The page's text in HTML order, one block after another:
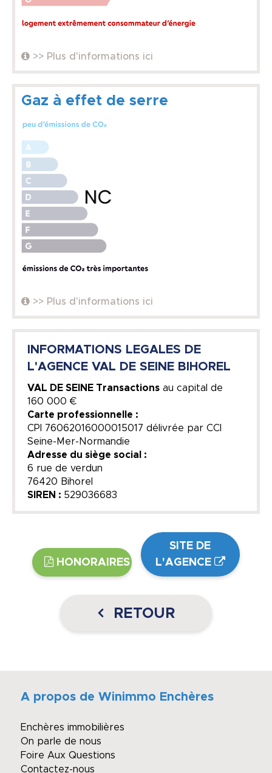
>> Plus d'informations ici
Gaz à effet de serre
>> Plus d'informations ici
INFORMATIONS LEGALES DE
L'AGENCE VAL DE SEINE BIHOREL
VAL DE SEINE Transactions au capital de
160 000 €
Carte professionnelle :
CPI 76062016000015017 délivrée par CCI
Seine-Mer-Normandie
Adresse du siège social :
6 rue de verdun
76420 Bihorel
SIREN : 529036683
HONORAIRES
SITE DE
L'AGENCE
RETOUR
A propos de Winimmo Enchères
Enchères immobilières
On parle de nous
Foire Aux Questions
Contactez-nous